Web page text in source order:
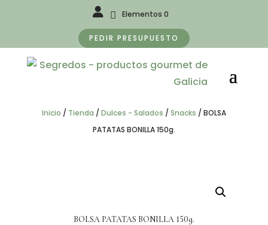
Elementos 0
PEDIR PRESUPUESTO
Inicio / Tienda / Dulces - Salados / Snacks / BOLSA
PATATAS BONILLA 150g.
BOLSA PATATAS BONILLA 150g.